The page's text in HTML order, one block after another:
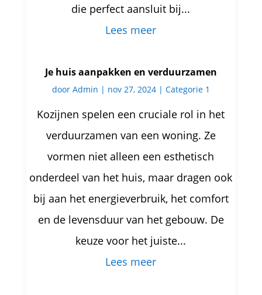
die perfect aansluit bij...
Lees meer
Je huis aanpakken en verduurzamen
door Admin | nov 27, 2024| Categorie 1
Kozijnen spelen een cruciale rol in het
verduurzamen van een woning. Ze
vormen niet alleen een esthetisch
onderdeel van het huis, maar dragen ook
bij aan het energieverbruik, het comfort
en de levensduur van het gebouw. De
keuze voor het juiste...
Lees meer